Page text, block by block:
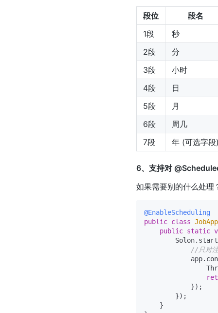
段位
段名
1段
秒
2段
分
3段
小时
4段
日
5段
月
6段
周几
7段
年 (可选字段
6、支持对
如果需要别的什么处理
@EnableScheduling
public class JobApp
public static
//只对
            });
        });
    }